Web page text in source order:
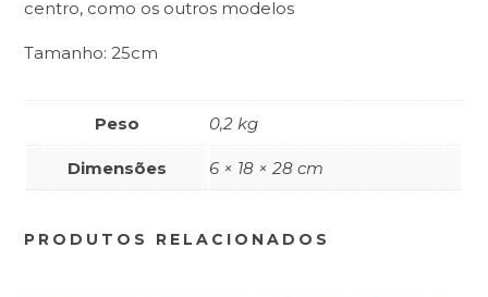
centro, como os outros modelos
Tamanho: 25cm
Peso 0,2 kg
Dimensões 6 × 18 × 28 cm
PRODUTOS RELACIONADOS